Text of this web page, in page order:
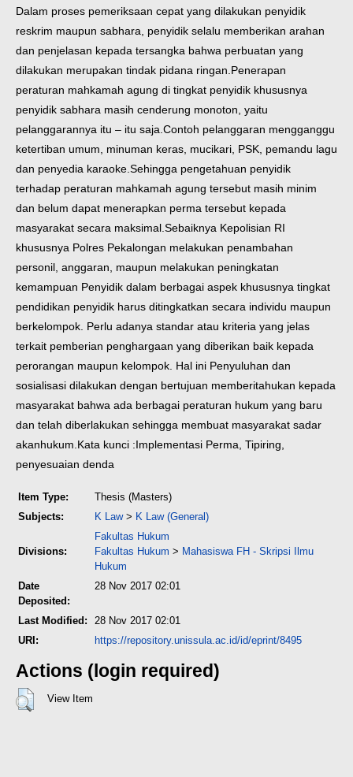
Dalam proses pemeriksaan cepat yang dilakukan penyidik
reskrim maupun sabhara, penyidik selalu memberikan arahan
dan penjelasan kepada tersangka bahwa perbuatan yang
dilakukan merupakan tindak pidana ringan.Penerapan
peraturan mahkamah agung di tingkat penyidik khususnya
penyidik sabhara masih cenderung monoton, yaitu
pelanggarannya itu – itu saja.Contoh pelanggaran mengganggu
ketertiban umum, minuman keras, mucikari, PSK, pemandu lagu
dan penyedia karaoke.Sehingga pengetahuan penyidik
terhadap peraturan mahkamah agung tersebut masih minim
dan belum dapat menerapkan perma tersebut kepada
masyarakat secara maksimal.Sebaiknya Kepolisian RI
khususnya Polres Pekalongan melakukan penambahan
personil, anggaran, maupun melakukan peningkatan
kemampuan Penyidik dalam berbagai aspek khususnya tingkat
pendidikan penyidik harus ditingkatkan secara individu maupun
berkelompok. Perlu adanya standar atau kriteria yang jelas
terkait pemberian penghargaan yang diberikan baik kepada
perorangan maupun kelompok. Hal ini Penyuluhan dan
sosialisasi dilakukan dengan bertujuan memberitahukan kepada
masyarakat bahwa ada berbagai peraturan hukum yang baru
dan telah diberlakukan sehingga membuat masyarakat sadar
akanhukum. Kata kunci :Implementasi Perma, Tipiring,
penyesuaian denda
Item Type:
Thesis (Masters)
Subjects:
K Law> K Law (General)
Divisions:
Fakultas Hukum
Fakultas Hukum > Mahasiswa FH - Skripsi Ilmu
Hukum
Date
Deposited:
28 Nov 2017 02:01
Last Modified:
28 Nov 2017 02:01
URI:
https://repository.unissula.ac.id/id/eprint/8495
Actions (login required)
View Item